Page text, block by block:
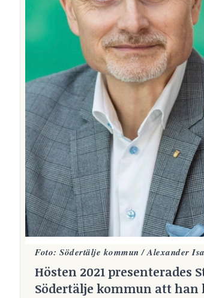
Foto: Södertälje kommun / Alexander Isa
Hösten 2021
Södertälje kommun att